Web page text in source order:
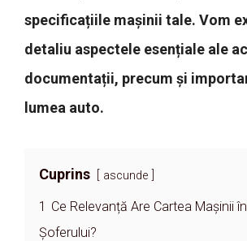
specificațiile mașinii tale. Vom
detaliu aspectele esențiale ale
documentații, precum și
lumea auto.
Cuprins ascunde
1 Ce Relevanță Are Cartea Mașinii
Șoferului?